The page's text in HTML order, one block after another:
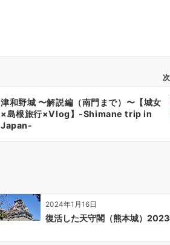
津和野城 〜解説編（南門まで）〜【城女
×島根旅行×Vlog】-Shimane trip in
Japan-
2024年1月16日
復活した天守閣（熊本城）